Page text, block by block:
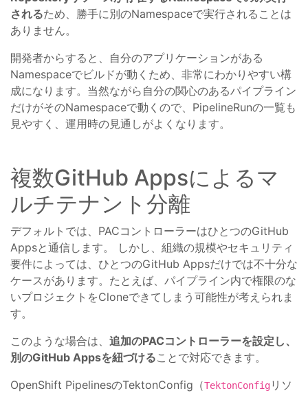
されるため、勝手に別のNamespaceで実行されることは
ありません。
開発者からすると、自分のアプリケーションがある
Namespaceでビルドが動くため、非常にわかりやすい構
成になります。当然ながら自分の関心のあるパイプライン
だけがそのNamespaceで動くので、PipelineRunの一覧も
見やすく、運用時の見通しがよくなります。
複数GitHub Appsによるマ
ルチテナント分離
デフォルトでは、PACコントローラーはひとつのGitHub
Appsと通信します。 しかし、組織の規模やセキュリティ
要件によっては、ひとつのGitHub Appsだけでは不十分な
ケースがあります。たとえば、パイプライン内で権限のな
いプロジェクトをCloneできてしまう可能性が考えられま
す。
このような場合は、 追加のPACコントローラーを設定し、
別のGitHub Appsを紐づけることで対応できます。
OpenShift PipelinesのTektonConfig（TektonConfigリソ